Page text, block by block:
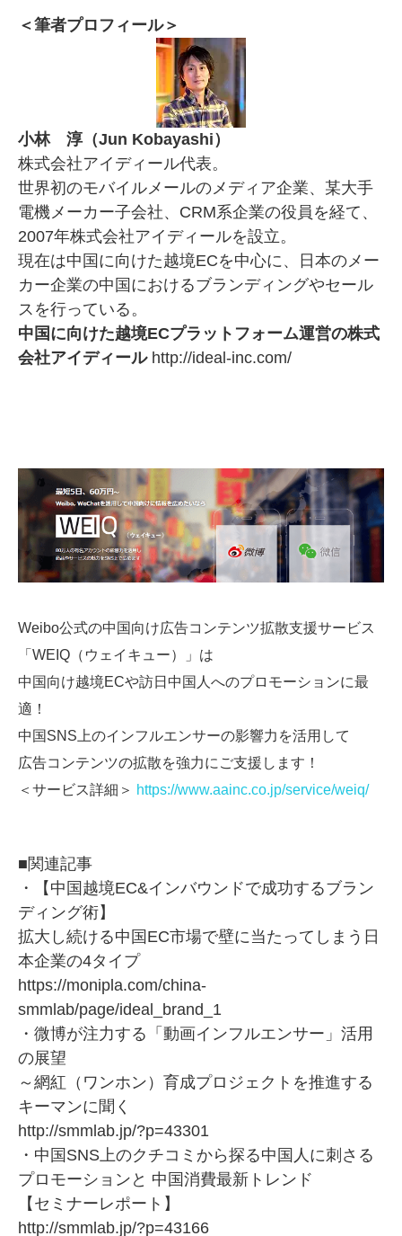
＜筆者プロフィール＞
小林 淳（Jun Kobayashi）
株式会社アイディール代表。
世界初のモバイルメールのメディア企業、某大手
電機メーカー子会社、CRM系企業の役員を経て、
2007年株式会社アイディールを設立。
現在は中国に向けた越境ECを中心に、日本のメー
カー企業の中国におけるブランディングやセール
スを行っている。
中国に向けた越境ECプラットフォーム運営の株式
会社アイディール http://ideal-inc.com/
Weibo公式の中国向け広告コンテンツ拡散支援サービス
「WEIQ（ウェイキュー）」は
中国向け越境ECや訪日中国人へのプロモーションに最
適！
中国SNS上のインフルエンサーの影響力を活用して
広告コンテンツの拡散を強力にご支援します！
＜サービス詳細＞ https://www.aainc.co.jp/service/weiq/
■関連記事
・【中国越境EC&インバウンドで成功するブラン
ディング術】
拡大し続ける中国EC市場で壁に当たってしまう日
本企業の4タイプ
https://monipla.com/china-
smmlab/page/ideal_brand_1
・微博が注力する「動画インフルエンサー」活用
の展望
～網紅（ワンホン）育成プロジェクトを推進する
キーマンに聞く
http://smmlab.jp/?p=43301
・中国SNS上のクチコミから探る中国人に刺さる
プロモーションと 中国消費最新トレンド
【セミナーレポート】
http://smmlab.jp/?p=43166